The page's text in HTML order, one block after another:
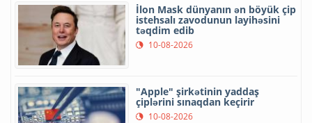
İlon Mask dünyanın ən böyük çip
istehsalı zavodunun layihəsini
təqdim edib
10-08-2026
"Apple" şirkətinin yaddaş
çiplərini sınaqdan keçirir
10-08-2026